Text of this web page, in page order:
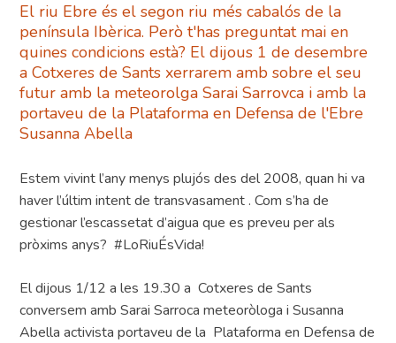
El riu Ebre és el segon riu més cabalós de la
península Ibèrica. Però t'has preguntat mai en
quines condicions està? El dijous 1 de desembre
a Cotxeres de Sants xerrarem amb sobre el seu
futur amb la meteorolga Sarai Sarrovca i amb la
portaveu de la Plataforma en Defensa de l'Ebre
Susanna Abella
Estem vivint l’any menys plujós des del 2008, quan hi va
haver l’últim intent de transvasament . Com s’ha de
gestionar l’escassetat d’aigua que es preveu per als
pròxims anys? #LoRiuÉsVida!
El dijous 1/12 a les 19.30 a Cotxeres de Sants
conversem amb Sarai Sarroca meteoròloga i Susanna
Abella activista portaveu de la Plataforma en Defensa de